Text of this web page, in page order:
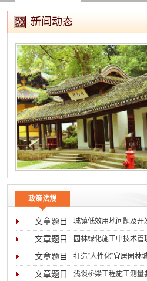
新闻动态
政策法规
城镇低效用地问题及开
文章题目
园林绿化施工中技术管
文章题目
打造“人性化”宜居园林
文章题目
浅谈桥梁工程施工测量
文章题目